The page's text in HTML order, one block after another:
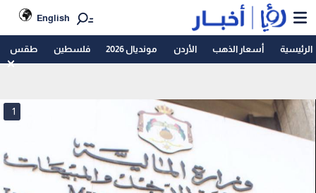
English
الرئيسية أسعار الذهب الأردن مونديال 2026 فلسطين طقس
1